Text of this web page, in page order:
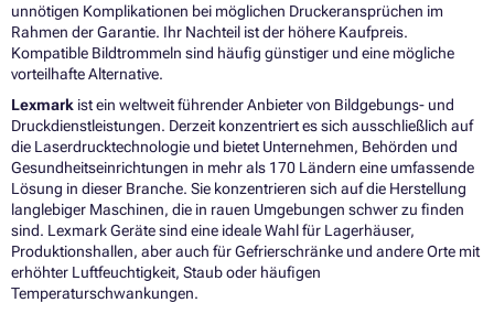
unnötigen Komplikationen bei möglichen Druckeransprüchen im
Rahmen der Garantie. Ihr Nachteil ist der höhere Kaufpreis.
Kompatible Bildtrommeln sind häufig günstiger und eine mögliche
vorteilhafte Alternative.
Lexmark ist ein weltweit führender Anbieter von Bildgebungs- und
Druckdienstleistungen. Derzeit konzentriert es sich ausschließlich auf
die Laserdrucktechnologie und bietet Unternehmen, Behörden und
Gesundheitseinrichtungen in mehr als 170 Ländern eine umfassende
Lösung in dieser Branche. Sie konzentrieren sich auf die Herstellung
langlebiger Maschinen, die in rauen Umgebungen schwer zu finden
sind. Lexmark Geräte sind eine ideale Wahl für Lagerhäuser,
Produktionshallen, aber auch für Gefrierschränke und andere Orte mit
erhöhter Luftfeuchtigkeit, Staub oder häufigen
Temperaturschwankungen.